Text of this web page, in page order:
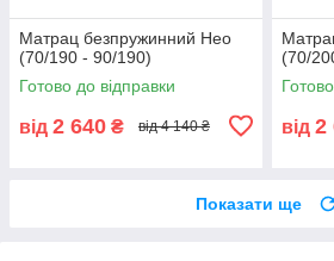
Матрац безпружинний Нео
(70/190 - 90/190)
Готово до відправки
від 2 640 ₴ від 4 140 ₴
(70/
від 2
Показати ще